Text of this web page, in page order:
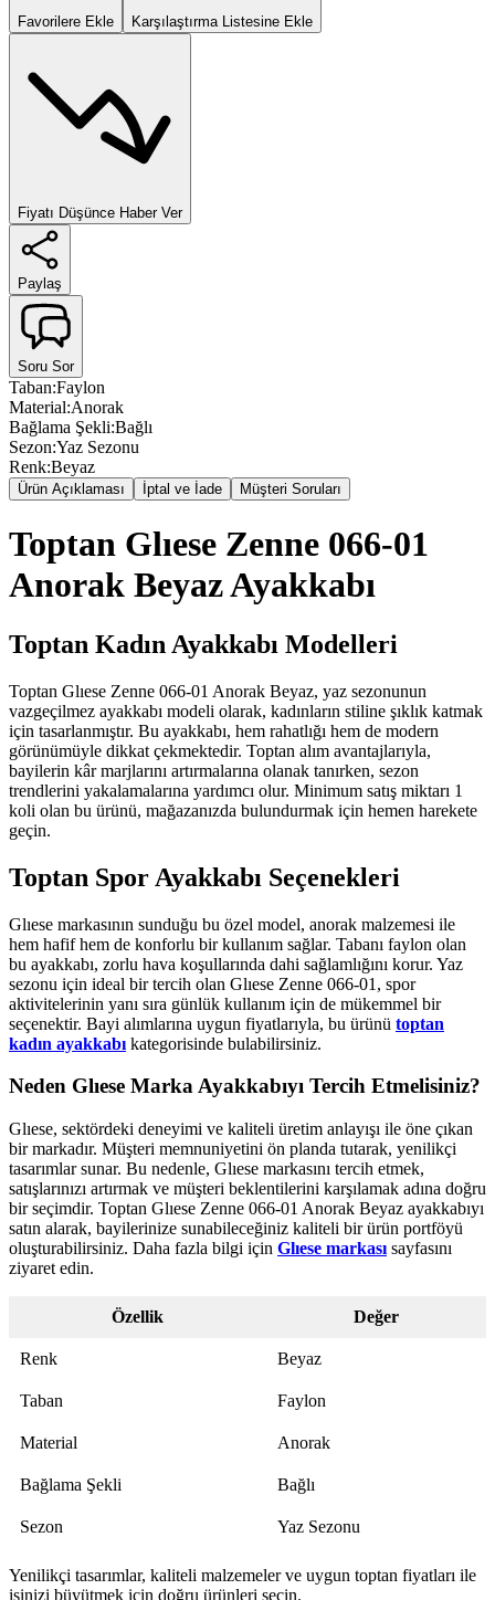
Favorilere Ekle Karşılaştırma Listesine Ekle
Fiyatı Düşünce Haber Ver
Paylaş
Soru Sor
Taban:Faylon
Material:Anorak
Bağlama Şekli:Bağlı
Sezon:Yaz Sezonu
Renk:Beyaz
Ürün Açıklaması İptal ve İade Müşteri Soruları
Toptan Glıese Zenne 066-01
Anorak Beyaz Ayakkabı
Toptan Kadın Ayakkabı Modelleri
Toptan Glıese Zenne 066-01 Anorak Beyaz, yaz sezonunun
vazgeçilmez ayakkabı modeli olarak, kadınların stiline şıklık katmak
için tasarlanmıştır. Bu ayakkabı, hem rahatlığı hem de modern
görünümüyle dikkat çekmektedir. Toptan alım avantajlarıyla,
bayilerin kâr marjlarını artırmalarına olanak tanırken, sezon
trendlerini yakalamalarına yardımcı olur. Minimum satış miktarı 1
koli olan bu ürünü, mağazanızda bulundurmak için hemen harekete
geçin.
Toptan Spor Ayakkabı Seçenekleri
Glıese markasının sunduğu bu özel model, anorak malzemesi ile
hem hafif hem de konforlu bir kullanım sağlar. Tabanı faylon olan
bu ayakkabı, zorlu hava koşullarında dahi sağlamlığını korur. Yaz
sezonu için ideal bir tercih olan Glıese Zenne 066-01, spor
aktivitelerinin yanı sıra günlük kullanım için de mükemmel bir
seçenektir. Bayi alımlarına uygun fiyatlarıyla, bu ürünü toptan
kadın ayakkabı kategorisinde bulabilirsiniz.
Neden Glıese Marka Ayakkabıyı Tercih Etmelisiniz?
Glıese, sektördeki deneyimi ve kaliteli üretim anlayışı ile öne çıkan
bir markadır. Müşteri memnuniyetini ön planda tutarak, yenilikçi
tasarımlar sunar. Bu nedenle, Glıese markasını tercih etmek,
satışlarınızı artırmak ve müşteri beklentilerini karşılamak adına doğru
bir seçimdir. Toptan Glıese Zenne 066-01 Anorak Beyaz ayakkabıyı
satın alarak, bayilerinize sunabileceğiniz kaliteli bir ürün portföyü
oluşturabilirsiniz. Daha fazla bilgi için Glıese markası sayfasını
ziyaret edin.
Özellik Değer
Renk Beyaz
Taban Faylon
Material Anorak
Bağlama Şekli Bağlı
Sezon Yaz Sezonu
Yenilikçi tasarımlar, kaliteli malzemeler ve uygun toptan fiyatları ile
işinizi büyütmek için doğru ürünleri seçin.